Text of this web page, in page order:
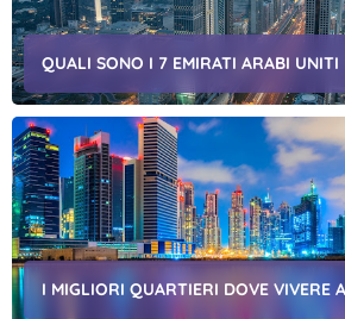
QUALI SONO I 7 EMIRATI ARABI UNITI
I MIGLIORI QUARTIERI DOVE VIVERE